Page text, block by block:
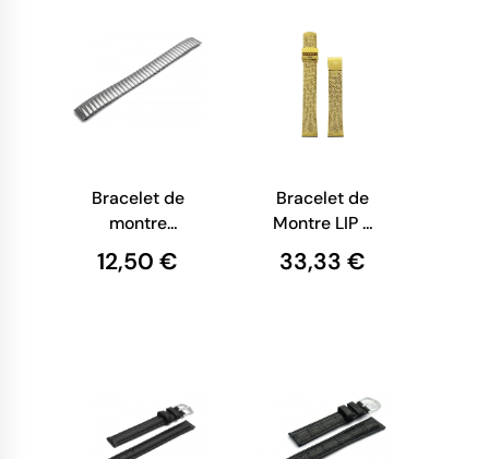
Bracelet de
montre
extensible
12,50 €
Bracelet de
Montre LIP -
Maille
Milanaise
33,33 €